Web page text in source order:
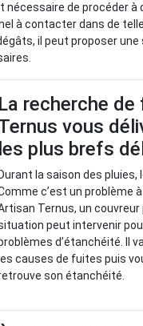
nécessaire de procéder à
à contacter dans de
il peut proposer
La recherche
vous
les plus brefs
Durant la saison des
c’est un problème
Ternus, un
peut intervenir
d’étanchéité. Il
les causes de fuites puis
son étanchéité.